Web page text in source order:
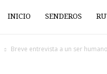
INICIO SENDEROS
Breve entrevista a un ser humano